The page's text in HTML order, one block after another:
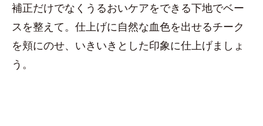
補正だけでなくうるおいケアをできる下地でベー
スを整えて。仕上げに自然な血色を出せるチーク
を頬にのせ、いきいきとした印象に仕上げましょ
う。